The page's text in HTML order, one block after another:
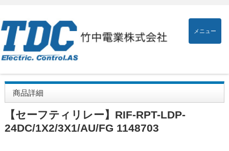
メニュー
商品詳細
【セーフティリレー】RIF-RPT-LDP-
24DC/1X2/3X1/AU/FG 1148703